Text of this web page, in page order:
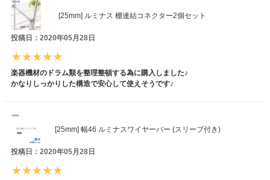
[25mm] ルミナス 棚連結コネクター2個セット
投稿日：2020年05月28日
楽器機材のドラム類を整理整頓する為に購入しました♪
かなりしっかりした構造で安心して使えそうです♪
[25mm] 幅46 ルミナスワイヤーバー (スリーブ付き)
投稿日：2020年05月28日